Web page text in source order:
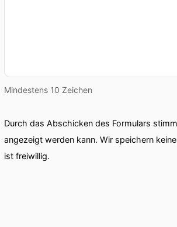
Mindestens 10 Zeichen
Durch das Abschicken des Formulars
angezeigt werden kann. Wir speichern
ist freiwillig.